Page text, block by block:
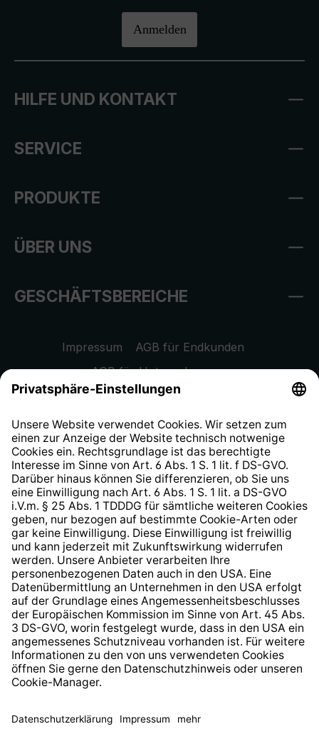
Anmelden
HILFE UND KONTAKT
SERVICE
PRODUKTE
ÜBER UNS
GESCHÄFTSBEREICHE
Impressum
AGB für Endkunden
AGB für Unternehmen
Datenschutzhinweis
Widerrufsrecht
Hinweisgeberschutzsystem
Barrierefreiheit
* Alle Preise inkl. gesetzl. Mehrwertsteuer zzgl.
anders angegeben.